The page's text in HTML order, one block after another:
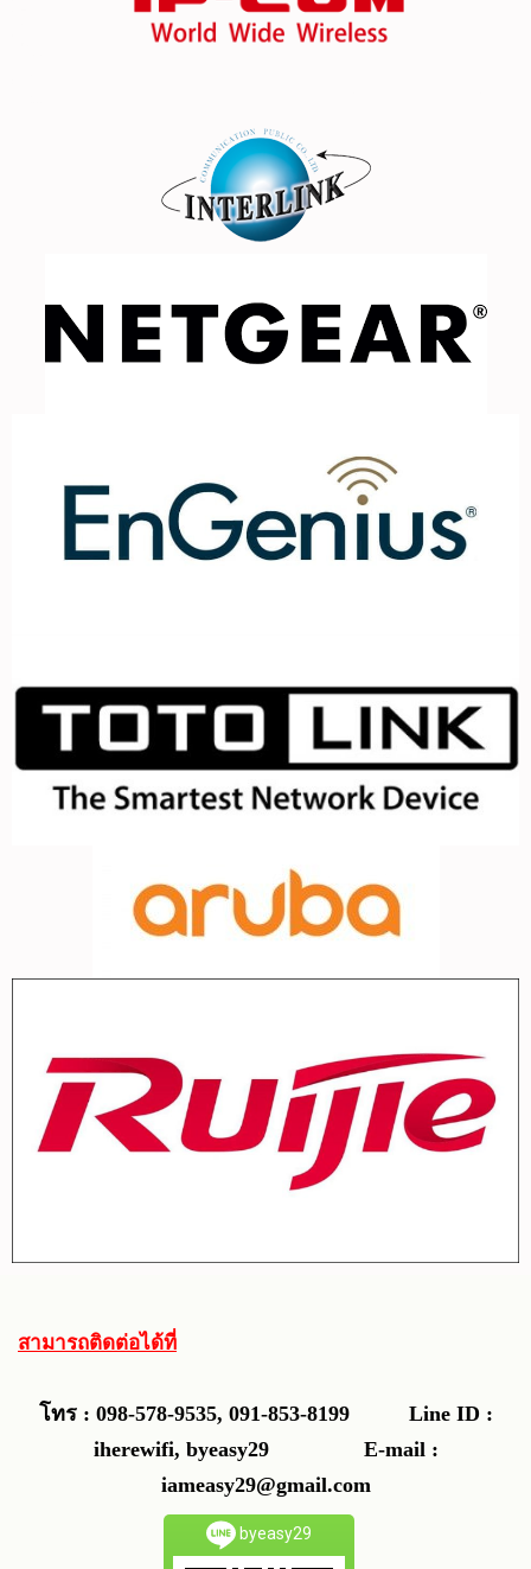
สามารถติดต่อได้ที่
โทร : 098-578-9535, 091-853-8199 Line ID :
iherewifi, byeasy29 E-mail :
iameasy29@gmail.com
byeasy29